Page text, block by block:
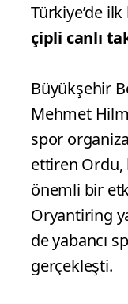
Türkiye’de
çipli canlı
Büyükşehir
Mehmet
spor
ettiren Ordu,
önemli bir
Oryantiring
de yabancı
gerçekleşti.